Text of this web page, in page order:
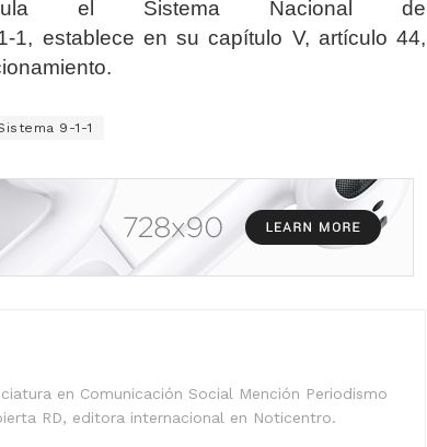
el Sistema Nacional de
1, establece en su capítulo V, artículo 44,
9-1-1
en Comunicación Social Mención Periodismo
RD, editora internacional en Noticentro.